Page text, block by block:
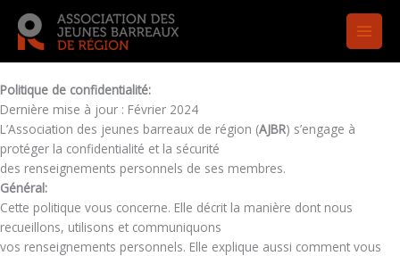
contenu
Politique de confidentialité:
Dernière mise à jour : Février 2024
L’Association des jeunes barreaux de région (AJBR) s’engage à
protéger la confidentialité et la sécurité
des renseignements personnels de ses membres.
Général:
Cette politique vous concerne. Elle décrit la manière dont nous
recueillons, utilisons et communiquons
vos renseignements personnels. Elle explique aussi comment vous